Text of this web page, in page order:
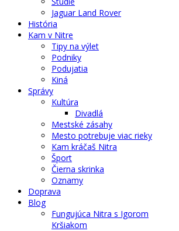
Jaguar Land Rover
História
Kam v Nitre
Tipy na výlet
Podniky
Podujatia
Kiná
Správy
Kultúra
Divadlá
Mestské zásahy
Mesto potrebuje viac rieky
Kam kráčaš Nitra
Šport
Čierna skrinka
Oznamy
Doprava
Blog
Fungujúca Nitra s Igorom
Kršiakom